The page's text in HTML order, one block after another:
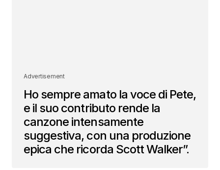
Advertisement
Ho sempre amato la voce di Pete,
e il suo contributo rende la
canzone intensamente
suggestiva, con una produzione
epica che ricorda Scott Walker”.